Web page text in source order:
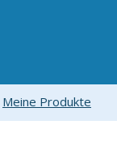
Meine Produkte